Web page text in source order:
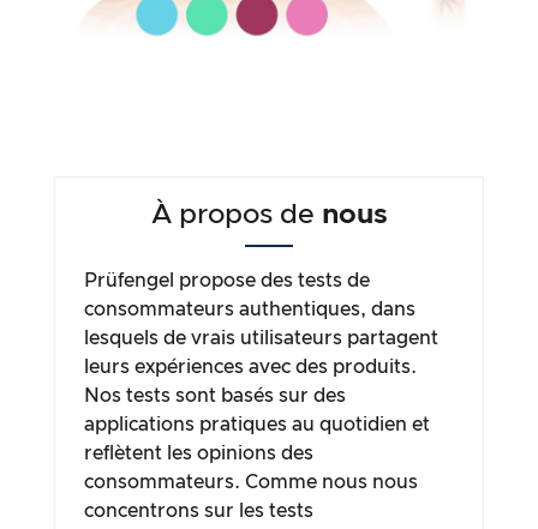
À propos de nous
Prüfengel propose des tests de
consommateurs authentiques, dans
lesquels de vrais utilisateurs partagent
leurs expériences avec des produits.
Nos tests sont basés sur des
applications pratiques au quotidien et
reflètent les opinions des
consommateurs. Comme nous nous
concentrons sur les tests